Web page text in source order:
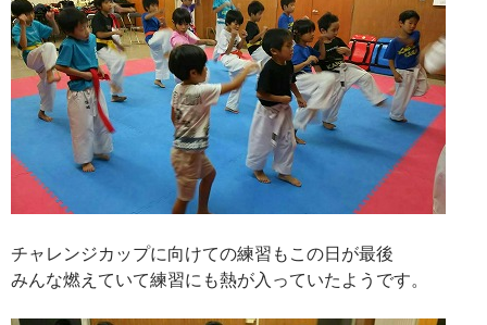
チャレンジカップに向けての練習もこの日が最後
みんな燃えていて練習にも熱が入っていたようです。